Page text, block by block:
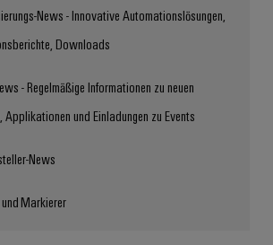
News - Innovative Automationslösungen,
Downloads
- Regelmäßige Informationen zu neuen
Applikationen und Einladungen zu Events
News
Markierer